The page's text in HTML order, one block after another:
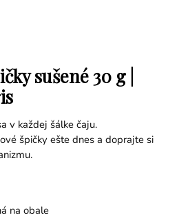
sušené 30 g |
v každej šálke čaju.
špičky ešte dnes a doprajte si
na obale